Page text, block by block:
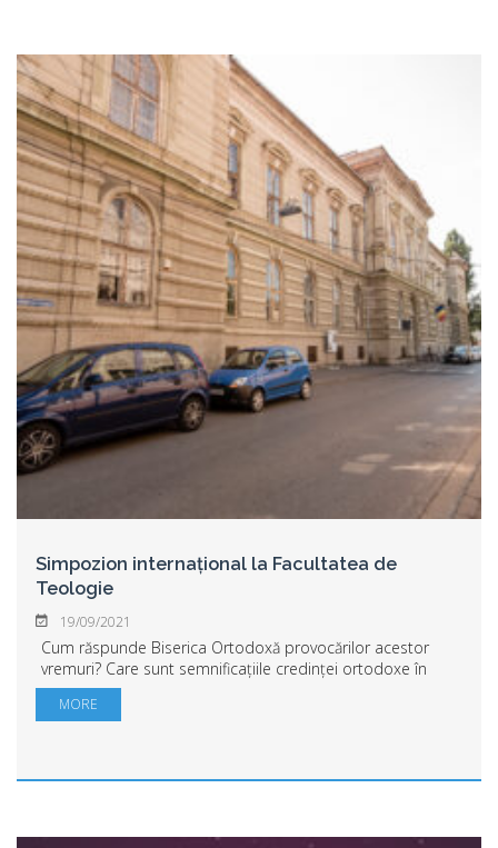
Simpozion internațional la Facultatea de
Teologie
19/09/2021
Cum răspunde Biserica Ortodoxă provocărilor acestor
vremuri? Care sunt semnificațiile credinței ortodoxe în
vremea pandemiei, care este reacția Bisericii Ortodoxe la
influența mediului online, care ...
MORE